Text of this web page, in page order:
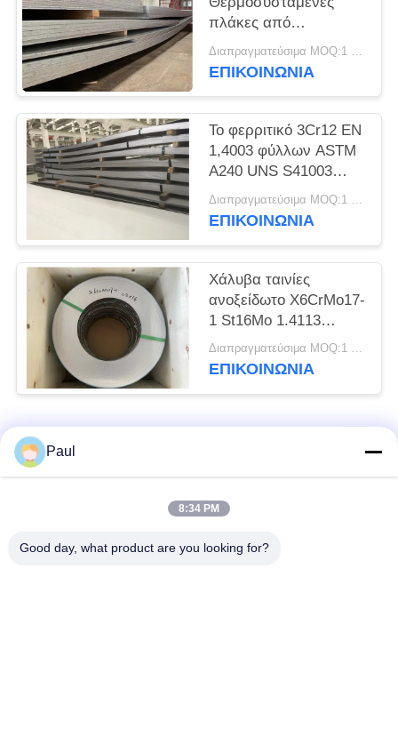
PRIVACY
POLICY
πλάκες από
ανοξείδωτο χάλυβα
UNS S41003
Διαπραγματεύσιμα MOQ:1 τόνος
ΕΠΙΚΟΙΝΩΝΊΑ
Το φερριτικό 3Cr12 EN
1,4003 φύλλων ASTM
A240 UNS S41003
ανοξείδωτου Unility
Διαπραγματεύσιμα MOQ:1 τόνος
ΕΠΙΚΟΙΝΩΝΊΑ
Χάλυβα ταινίες
ανοξείδωτο X6CrMo17-
1 St16Mo 1.4113
Χάλυβα ταινία ψυχρής
έλασης
Διαπραγματεύσιμα MOQ:1 τόνος
ΕΠΙΚΟΙΝΩΝΊΑ
Λαϊκή κατηγορία
Σκληραίνοντας
Paul
8:34 PM
Good day, what product are you looking for?